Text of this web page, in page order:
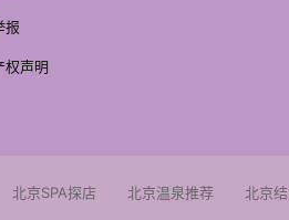
报
权声明
北京SPA探店 北京温泉推荐 北京